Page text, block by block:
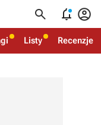
  
Listy Recenzje